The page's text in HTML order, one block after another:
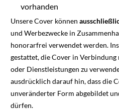
vorhanden
Unsere Cover können
und Werbezwecke in
honorarfrei verwendet werden.
gestattet, die Cover in
oder Dienstleistungen zu
ausdrücklich darauf hin, dass die
unveränderter Form abgebildet
dürfen.